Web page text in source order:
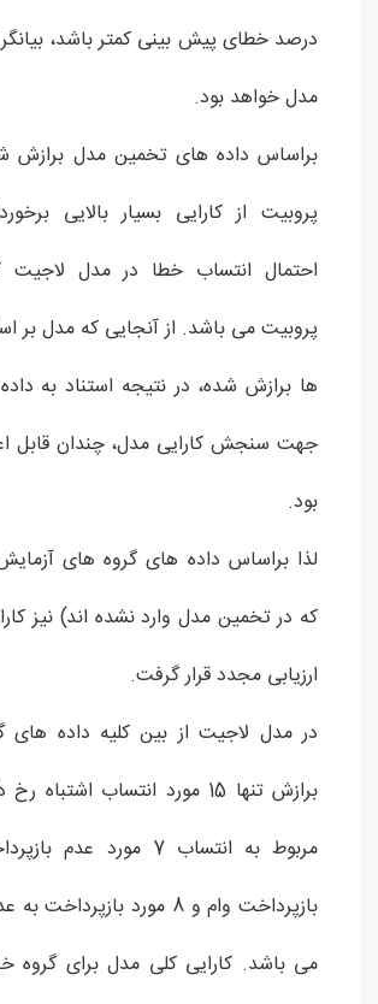
درصد خطای پیش بینی کمتر باشد، بیانگر
مدل خواهد بود.
براساس داده های تخمین مدل برازش
پروبیت از کارایی بسیار بالایی
احتمال انتساب خطا در مدل لاجیت
پروبیت می باشد. از آنجایی که مدل بر
ها برازش شده، در نتیجه استناد به
جهت سنجش کارایی مدل، چندان قابل
بود.
لذا براساس داده های گروه های
که در تخمین مدل وارد نشده اند) نیز
ارزیابی مجدد قرار گرفت.
در مدل لاجیت از بین کلیه داده های
برازش تنها 15 مورد انتساب
مربوط به انتساب 7 مورد
بازپرداخت وام و 8 مورد
می باشد. کارایی کلی مدل برای گروه